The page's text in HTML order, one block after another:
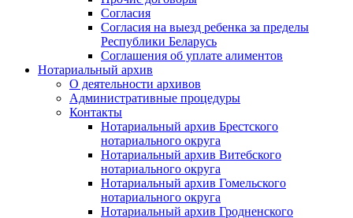
Согласия
Согласия на выезд ребенка за пределы
Республики Беларусь
Соглашения об уплате алиментов
Нотариальный архив
О деятельности архивов
Административные процедуры
Контакты
Нотариальный архив Брестского
нотариального округа
Нотариальный архив Витебского
нотариального округа
Нотариальный архив Гомельского
нотариального округа
Нотариальный архив Гродненского